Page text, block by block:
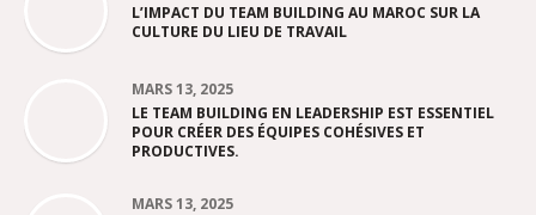
L’IMPACT DU TEAM BUILDING AU MAROC SUR LA
CULTURE DU LIEU DE TRAVAIL
MARS 13, 2025
LE TEAM BUILDING EN LEADERSHIP EST ESSENTIEL
POUR CRÉER DES ÉQUIPES COHÉSIVES ET
PRODUCTIVES.
MARS 13, 2025